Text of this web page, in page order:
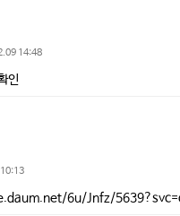
14:48
인
6u/Jnfz/